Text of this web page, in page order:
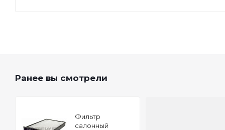
Ранее вы смотрели
Фильтр
салонный